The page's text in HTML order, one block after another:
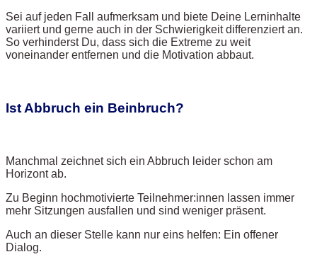
Sei auf jeden Fall aufmerksam und biete Deine Lerninhalte
variiert und gerne auch in der Schwierigkeit differenziert an.
So verhinderst Du, dass sich die Extreme zu weit
voneinander entfernen und die Motivation abbaut.
Ist Abbruch ein Beinbruch?
Manchmal zeichnet sich ein Abbruch leider schon am
Horizont ab.
Zu Beginn hochmotivierte Teilnehmer:innen lassen immer
mehr Sitzungen ausfallen und sind weniger präsent.
Auch an dieser Stelle kann nur eins helfen: Ein offener
Dialog.